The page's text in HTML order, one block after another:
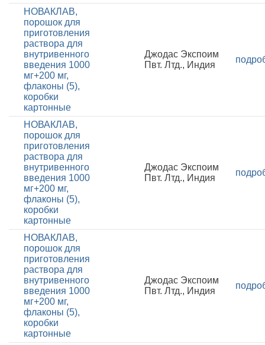
НОВАКЛАВ,
порошок для
приготовления
раствора для
внутривенного
введения 1000
мг+200 мг,
флаконы (5),
коробки
картонные
Джодас Экспоим
Пвт. Лтд., Индия
НОВАКЛАВ,
порошок для
приготовления
раствора для
внутривенного
введения 1000
мг+200 мг,
флаконы (5),
коробки
картонные
Джодас Экспоим
Пвт. Лтд., Индия
НОВАКЛАВ,
порошок для
приготовления
раствора для
внутривенного
введения 1000
мг+200 мг,
флаконы (5),
коробки
картонные
Джодас Экспоим
Пвт. Лтд., Индия